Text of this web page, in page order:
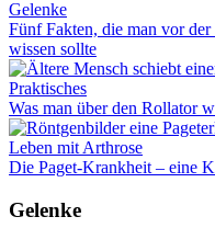
Gelenke
Fünf Fakten, die man vor
wissen sollte
Praktisches
Was man über den Rollator
Leben mit Arthrose
Die Paget-Krankheit – eine
Gelenke